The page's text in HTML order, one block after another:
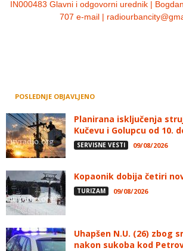
IN000483 Glavni i odgovorni urednik |
707 e-mail |
POSLEDNJE OBJAVLJENO
Planirana isključenja
Kučevu i Golupcu od 10.
SERVISNE VESTI 09/08/2026
Kopaonik dobija četiri
TURIZAM 09/08/2026
Uhapšen N.U. (26) zbog
nakon sukoba kod